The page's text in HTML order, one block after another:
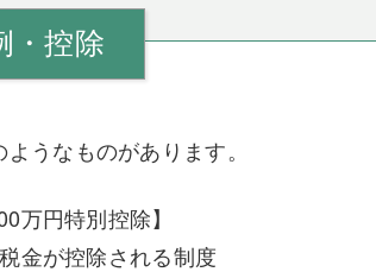
・控除
うなものがあります。
万円特別控除】
金が控除される制度